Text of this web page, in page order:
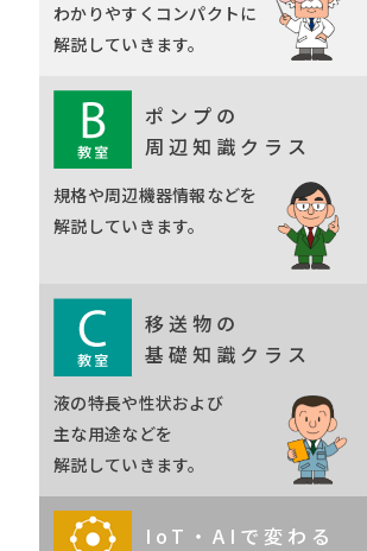
わかりやすくコンパクトに
解説していきます。
ポンプの
周辺知識クラス
規格や周辺機器情報などを
解説していきます。
移送物の
基礎知識クラス
液の特長や性状および
主な用途などを
解説していきます。
IoT・AIで変わる